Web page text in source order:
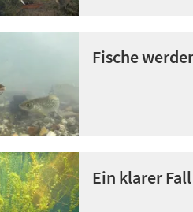
Fische
Ein klarer